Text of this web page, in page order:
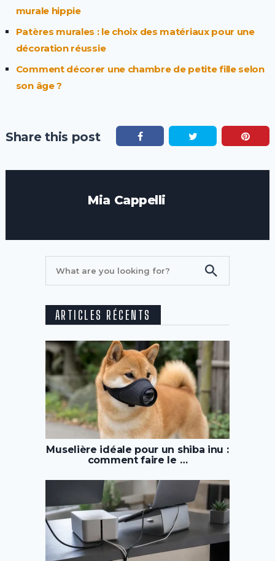
murale hippie
Patères murales : le choix des matériaux pour une
décoration réussie
Comment décorer une chambre de petite fille selon
son âge ?
Share this post
Mia Cappelli
ARTICLES RÉCENTS
Muselière idéale pour un shiba inu :
comment faire le …